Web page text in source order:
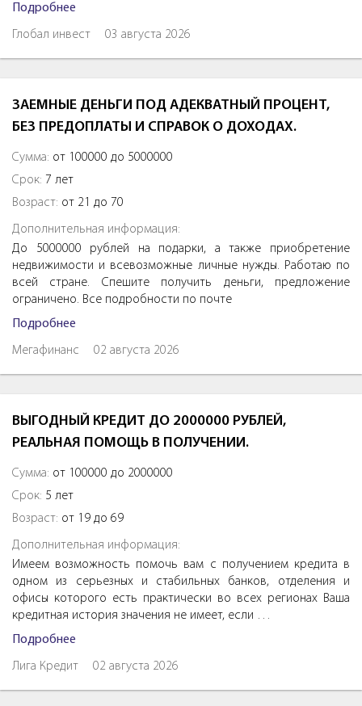
Подробнее
Глобал инвест 03 августа 2026
ЗАЕМНЫЕ ДЕНЬГИ ПОД АДЕКВАТНЫЙ ПРОЦЕНТ,
БЕЗ ПРЕДОПЛАТЫ И СПРАВОК О ДОХОДАХ.
Сумма: от 100000 до 5000000
Срок: 7 лет
Возраст: от 21 до 70
Дополнительная информация:
До 5000000 рублей на подарки, а также приобретение
недвижимости и всевозможные личные нужды. Работаю по
всей стране. Спешите получить деньги, предложение
ограничено. Все подробности по почте
Подробнее
Мегафинанс 02 августа 2026
ВЫГОДНЫЙ КРЕДИТ ДО 2000000 РУБЛЕЙ,
РЕАЛЬНАЯ ПОМОЩЬ В ПОЛУЧЕНИИ.
Сумма: от 100000 до 2000000
Срок: 5 лет
Возраст: от 19 до 69
Дополнительная информация:
Имеем возможность помочь вам с получением кредита в
одном из серьезных и стабильных банков, отделения и
офисы которого есть практически во всех регионах Ваша
кредитная история значения не имеет, если …
Подробнее
Лига Кредит 02 августа 2026